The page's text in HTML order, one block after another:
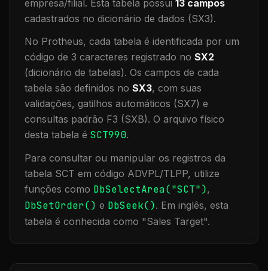
empresa/filial. Esta tabela possui 13 campos
cadastrados no dicionário de dados (SX3).
No Protheus, cada tabela é identificada por um
código de 3 caracteres registrado no SX2
(dicionário de tabelas). Os campos de cada
tabela são definidos no SX3, com suas
validações, gatilhos automáticos (SX7) e
consultas padrão F3 (SXB). O arquivo físico
desta tabela é SCT990.
Para consultar ou manipular os registros da
tabela SCT em código ADVPL/TLPP, utilize
funções como DbSelectArea("SCT"),
DbSetOrder() e DbSeek(). Em inglês, esta
tabela é conhecida como "Sales Target".